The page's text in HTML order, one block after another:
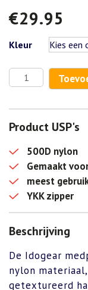
€29.95
Kleur
IFAK/MED
Product USP's
500D nylon
Gemaakt
meest
YKK zipper
Beschrijving
De Idogear
nylon
getextureerd